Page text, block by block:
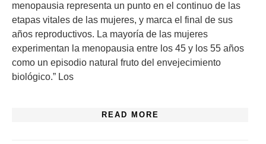
menopausia representa un punto en el continuo de las
etapas vitales de las mujeres, y marca el final de sus
años reproductivos. La mayoría de las mujeres
experimentan la menopausia entre los 45 y los 55 años
como un episodio natural fruto del envejecimiento
biológico.” Los
READ MORE